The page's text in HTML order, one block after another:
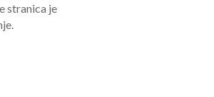
stranica je